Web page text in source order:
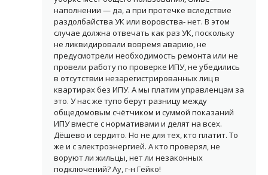
наполнении — да, а при протечке вследствие
раздолбайства УК или воровства- нет. В этом
случае должна отвечать как раз УК, поскольку
не ликвидировали вовремя аварию, не
предусмотрели необходимость ремонта или не
провели работу по проверке ИПУ, не убедились
в отсутствии незарегистрированных лиц в
квартирах без ИПУ. А мы платим управленцам за
это. У нас же тупо берут разницу между
общедомовым счётчиком и суммой показаний
ИПУ вместе с нормативами и делят на всех.
Дёшево и сердито. Но не для тех, кто платит. То
же и с электроэнергией. А кто проверял, не
воруют ли жильцы, нет ли незаконных
подключений? Ау, г-н Гейко!